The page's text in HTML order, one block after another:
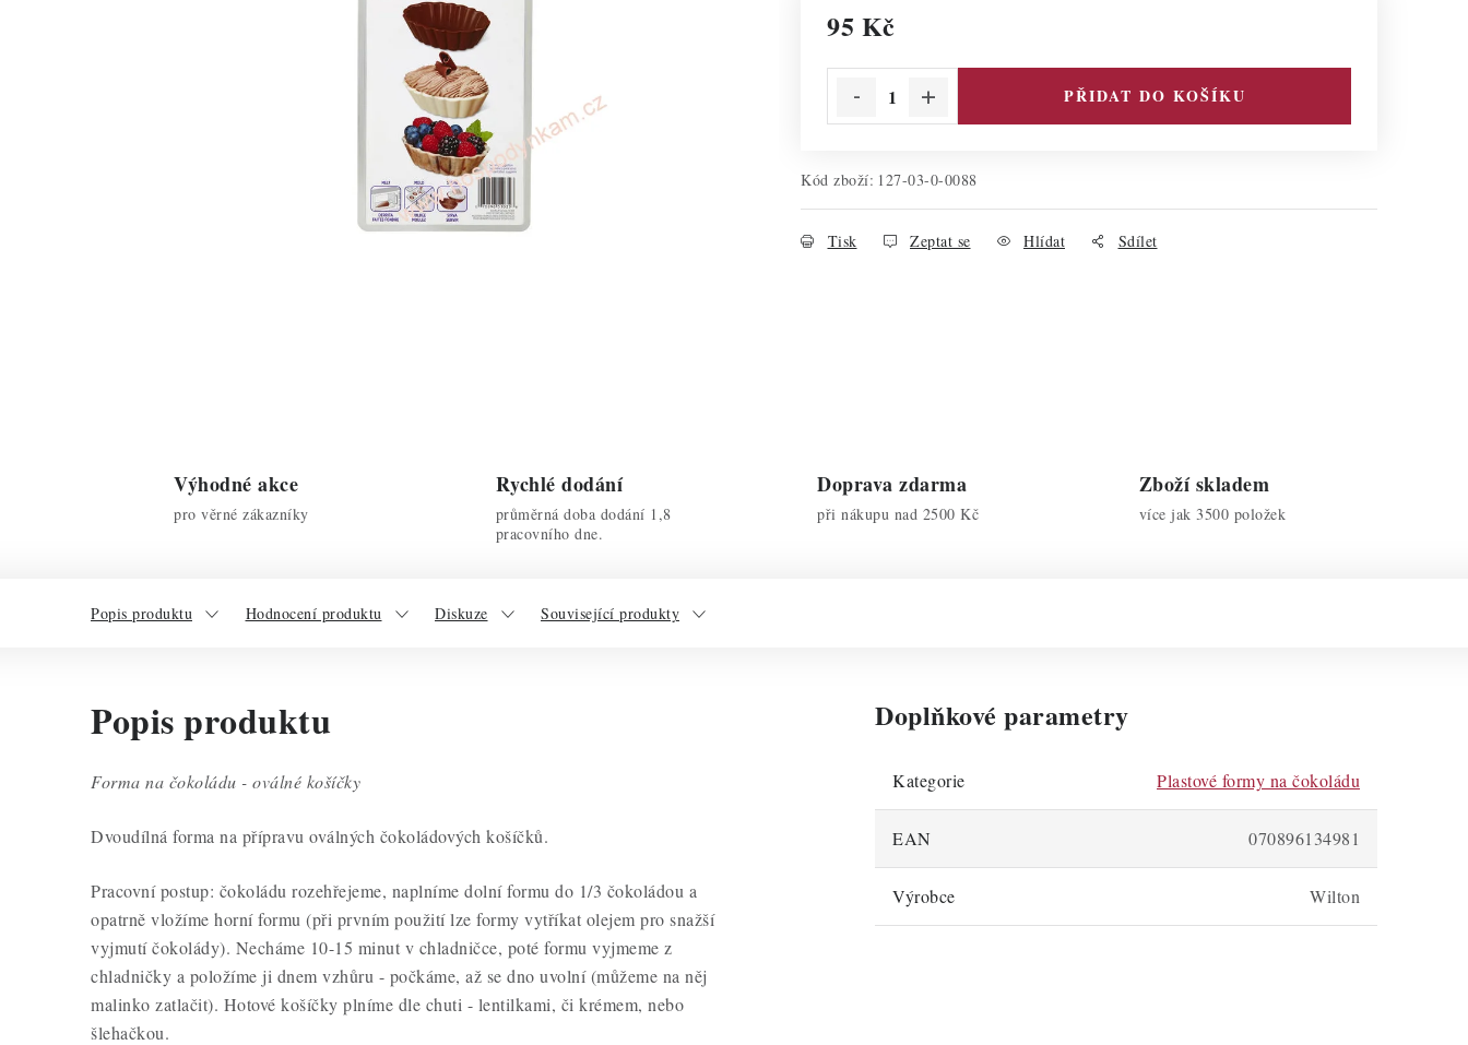
95 Kč
PŘIDAT DO KOŠÍKU
Kód zboží: 127-03-0-0088
Tisk Zeptat se Hlídat Sdílet
Výhodné akce
pro věrné zákazníky
Rychlé dodání
průměrná doba dodání 1,8
pracovního dne.
Doprava zdarma
při nákupu nad 2500 Kč
Zboží skladem
více jak 3500 položek
Popis produktu Hodnocení produktu Diskuze Související produkty
Popis produktu
Forma na čokoládu - oválné košíčky
Dvoudílná forma na přípravu oválných čokoládových košíčků.
Pracovní postup: čokoládu rozehřejeme, naplníme dolní formu do 1/3 čokoládou a
opatrně vložíme horní formu (při prvním použití lze formy vytříkat olejem pro snažší
vyjmutí čokolády). Necháme 10-15 minut v chladničce, poté formu vyjmeme z
chladničky a položíme ji dnem vzhůru - počkáme, až se dno uvolní (můžeme na něj
malinko zatlačit). Hotové košíčky plníme dle chuti - lentilkami, či krémem, nebo
šlehačkou.
Doplňkové parametry
Kategorie Plastové formy na čokoládu
EAN 070896134981
Výrobce Wilton